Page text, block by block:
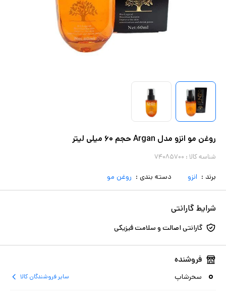
روغن مو انزو مدل Argan حجم ۶۰ میلی لیتر
شناسه کالا : ۷۴۰۸۵۷۰۰
برند : انزو دسته بندی : روغن مو
شرایط گارانتی
گارانتی اصالت و سلامت فیزیکی
فروشنده
سحرشاپ سایر فروشندگان کالا